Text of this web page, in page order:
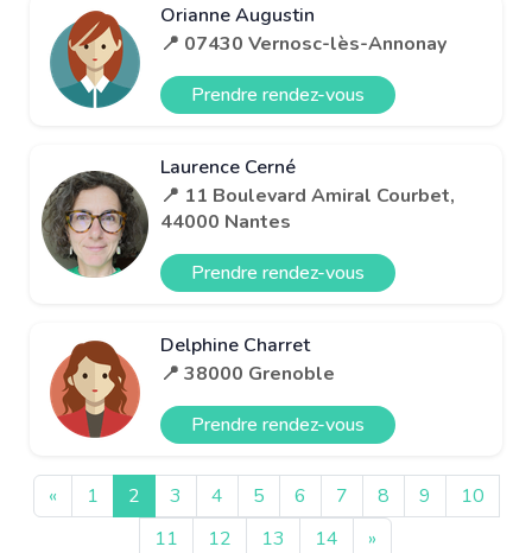
Orianne Augustin
📍 07430 Vernosc-lès-Annonay
Prendre rendez-vous
Laurence Cerné
📍 11 Boulevard Amiral Courbet,
44000 Nantes
Prendre rendez-vous
Delphine Charret
📍 38000 Grenoble
Prendre rendez-vous
« 1 2 3 4 5 6 7 8 9
10
11
12 13 14 »